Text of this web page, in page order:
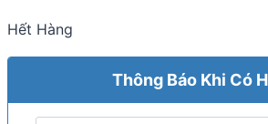
Hết Hàng
Thông Báo Khi Có